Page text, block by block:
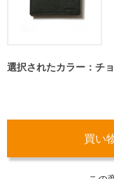
選択されたカラー：チ